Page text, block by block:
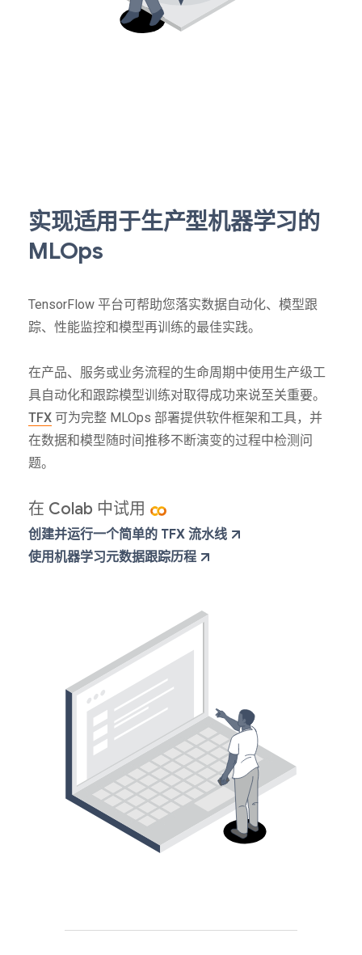
实现适用于生产型机器学习的
MLOps
TensorFlow 平台可帮助您落实数据自动化、模型跟
踪、性能监控和模型再训练的最佳实践。
在产品、服务或业务流程的生命周期中使用生产级工
具自动化和跟踪模型训练对取得成功来说至关重要。
TFX 可为完整 MLOps 部署提供软件框架和工具，并
在数据和模型随时间推移不断演变的过程中检测问
题。
在 Colab 中试用
创建并运行一个简单的 TFX 流水线
使用机器学习元数据跟踪历程